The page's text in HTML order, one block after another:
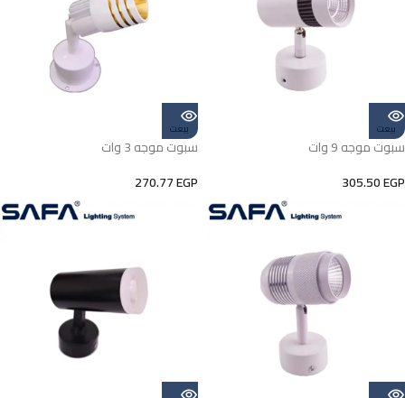
بيعت
سبوت موجه 9 وات
305.50EGP
بيعت
سبوت موجه 3 وات
270.77EGP